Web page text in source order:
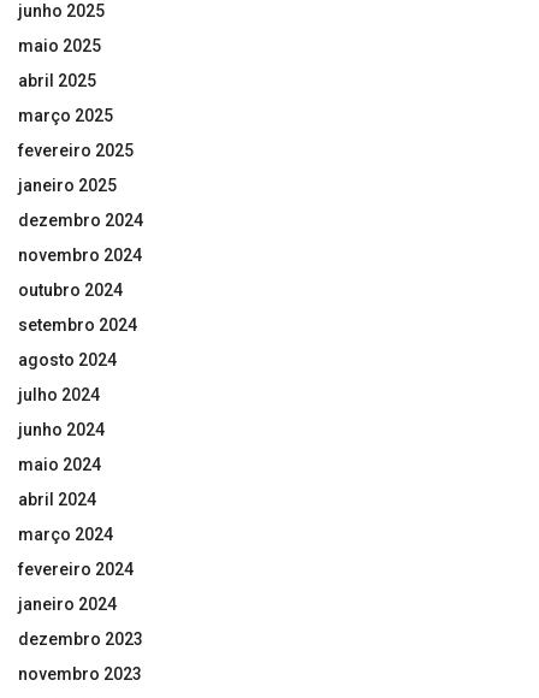
junho 2025
maio 2025
abril 2025
março 2025
fevereiro 2025
janeiro 2025
dezembro 2024
novembro 2024
outubro 2024
setembro 2024
agosto 2024
julho 2024
junho 2024
maio 2024
abril 2024
março 2024
fevereiro 2024
janeiro 2024
dezembro 2023
novembro 2023